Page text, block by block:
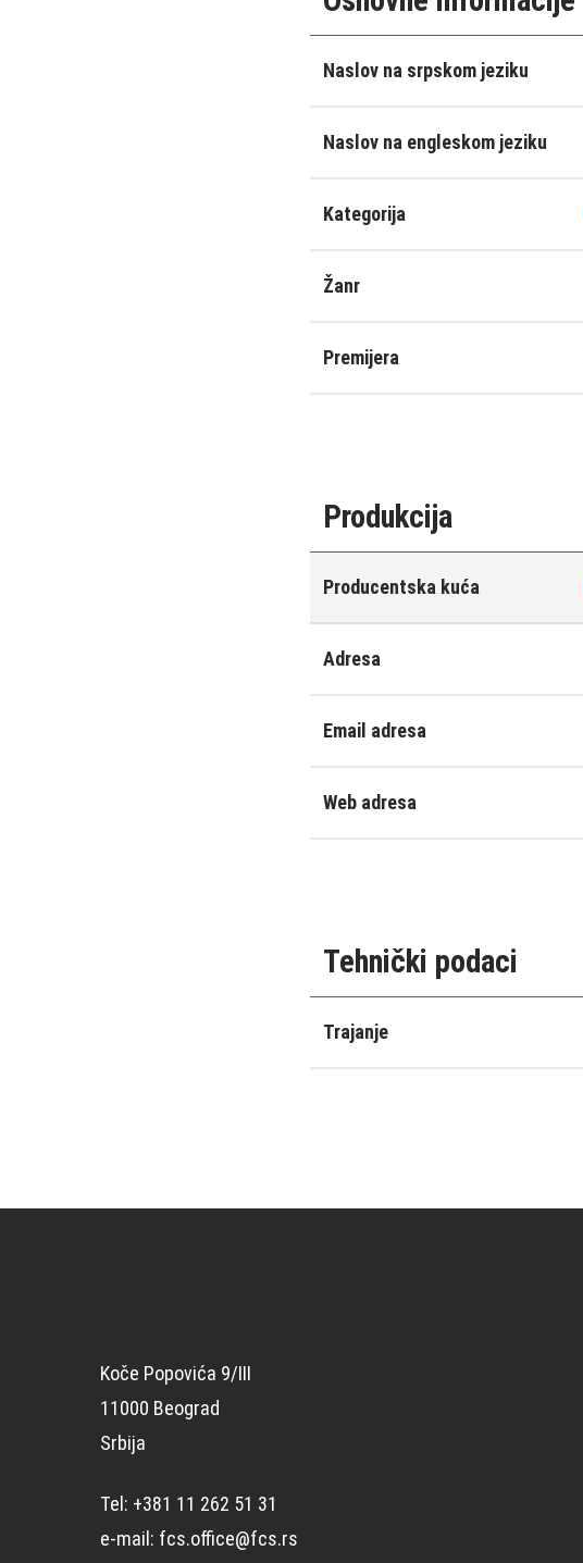
Naslov na srpskom jeziku
Naslov na engleskom jeziku
Kategorija
Žanr
Premijera
Produkcija
Producentska kuća
Adresa
Email adresa
Web adresa
Tehnički podaci
Trajanje
Koče Popovića 9/III
11000 Beograd
Srbija
Tel: +381 11 262 51 31
e-mail: fcs.office@fcs.rs